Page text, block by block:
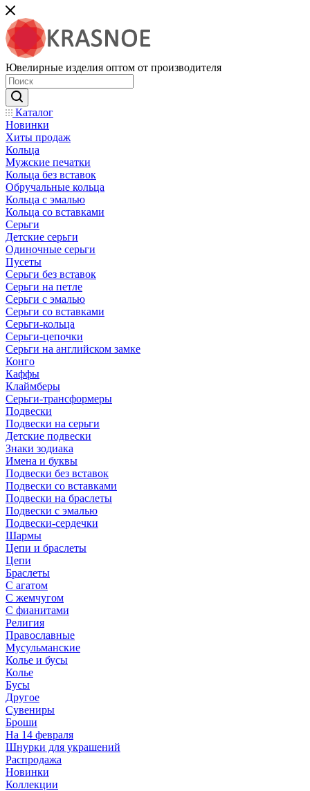
Ювелирные изделия оптом от производителя
Каталог
Новинки
Хиты продаж
Кольца
Мужские печатки
Кольца без вставок
Обручальные кольца
Кольца с эмалью
Кольца со вставками
Серьги
Детские серьги
Одиночные серьги
Пусеты
Серьги без вставок
Серьги на петле
Серьги с эмалью
Серьги со вставками
Серьги-кольца
Серьги-цепочки
Серьги на английском замке
Конго
Каффы
Клаймберы
Серьги-трансформеры
Подвески
Подвески на серьги
Детские подвески
Знаки зодиака
Имена и буквы
Подвески без вставок
Подвески со вставками
Подвески на браслеты
Подвески с эмалью
Подвески-сердечки
Шармы
Цепи и браслеты
Цепи
Браслеты
С агатом
С жемчугом
С фианитами
Религия
Православные
Мусульманские
Колье и бусы
Колье
Бусы
Другое
Сувениры
Броши
На 14 февраля
Шнурки для украшений
Распродажа
Новинки
Коллекции